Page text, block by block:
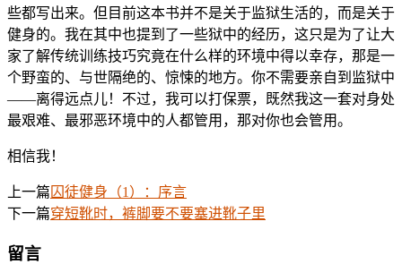
些都写出来。但目前这本书并不是关于监狱生活的，而是关于
健身的。我在其中也提到了一些狱中的经历，这只是为了让大
家了解传统训练技巧究竟在什么样的环境中得以幸存，那是一
个野蛮的、与世隔绝的、惊悚的地方。你不需要亲自到监狱中
——离得远点儿！不过，我可以打保票，既然我这一套对身处
最艰难、最邪恶环境中的人都管用，那对你也会管用。
相信我！
上一篇 囚徒健身（1）：序言
下一篇穿短靴时，裤脚要不要塞进靴子里
留言